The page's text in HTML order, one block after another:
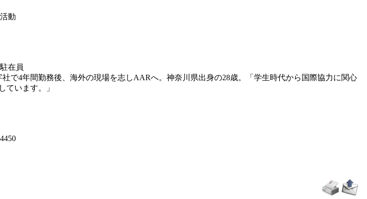
動
在員
で4年間勤務後、海外の現場を志しAARへ。神奈川県出身の28歳。「学生時代から国際協力に関心
ています。」